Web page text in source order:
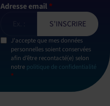
Adresse email *
J'accepte que mes données
personnelles soient conservées
afin d’être recontacté(e) selon
notre politique de confidentialité
*